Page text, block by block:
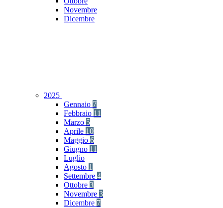
Novembre
Dicembre
2025
Gennaio 7
Febbraio 11
Marzo 5
Aprile 10
Maggio 6
Giugno 11
Luglio
Agosto 1
Settembre 4
Ottobre 3
Novembre 3
Dicembre 7